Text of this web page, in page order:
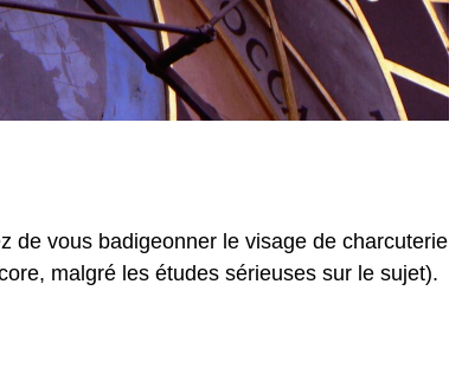
de vous badigeonner le visage de charcuterie
malgré les études sérieuses sur le sujet).